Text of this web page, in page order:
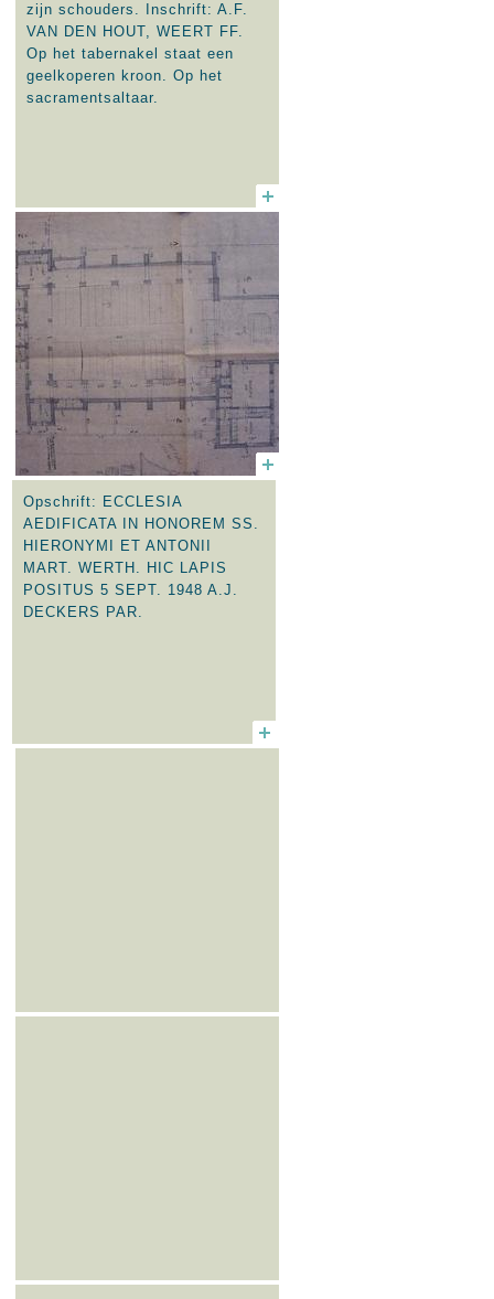
zijn schouders. Inschrift: A.F.
VAN DEN HOUT, WEERT FF.
Op het tabernakel staat een
geelkoperen kroon. Op het
sacramentsaltaar.
Opschrift: ECCLESIA
AEDIFICATA IN HONOREM SS.
HIERONYMI ET ANTONII
MART. WERTH. HIC LAPIS
POSITUS 5 SEPT. 1948 A.J.
DECKERS PAR.